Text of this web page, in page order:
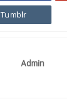
Tumblr
Admin